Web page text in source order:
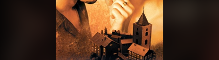
Pasākumi